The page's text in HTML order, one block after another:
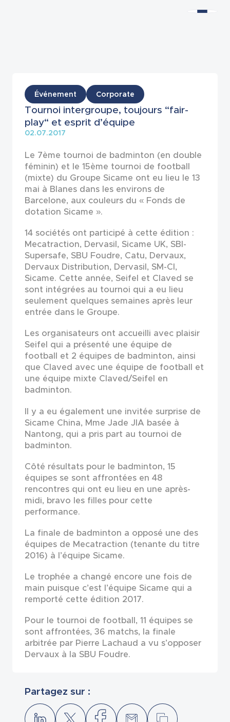
Actualités
Événement Corporate
Tournoi intergroupe, toujours “fair-
play“ et esprit d’équipe
02.07.2017
Partagez sur :
Le 7ème tournoi de badminton (en double
féminin) et le 15ème tournoi de football
(mixte) du Groupe Sicame ont eu lieu le 13
mai à Blanes dans les environs de
Barcelone, aux couleurs du « Fonds de
dotation Sicame ».
14 sociétés ont participé à cette édition :
Mecatraction, Dervasil, Sicame UK, SBI-
Supersafe, SBU Foudre, Catu, Dervaux,
Dervaux Distribution, Dervasil, SM-CI,
Sicame. Cette année, Seifel et Claved se
sont intégrées au tournoi qui a eu lieu
seulement quelques semaines après leur
entrée dans le Groupe.
Les organisateurs ont accueilli avec plaisir
Seifel qui a présenté une équipe de
football et 2 équipes de badminton, ainsi
que Claved avec une équipe de football et
une équipe mixte Claved/Seifel en
badminton.
Il y a eu également une invitée surprise de
Sicame China, Mme Jade JIA basée à
Nantong, qui a pris part au tournoi de
badminton.
Côté résultats pour le badminton, 15
équipes se sont affrontées en 48
rencontres qui ont eu lieu en une après-
midi, bravo les filles pour cette
performance.
La finale de badminton a opposé une des
équipes de Mecatraction (tenante du titre
2016) à l’équipe Sicame.
Le trophée a changé encore une fois de
main puisque c’est l’équipe Sicame qui a
remporté cette édition 2017.
Pour le tournoi de football, 11 équipes se
sont affrontées, 36 matchs, la finale
arbitrée par Pierre Lachaud a vu s’opposer
Dervaux à la SBU Foudre.